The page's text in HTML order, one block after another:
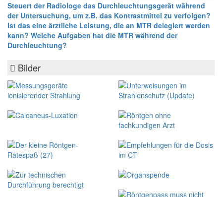
Steuert der Radiologe das Durchleuchtungsgerät während
der Untersuchung, um z.B. das Kontrastmittel zu verfolgen?
Ist das eine ärztliche Leistung, die an MTR delegiert werden
kann? Welche Aufgaben hat die MTR während der
Durchleuchtung?
Bilder